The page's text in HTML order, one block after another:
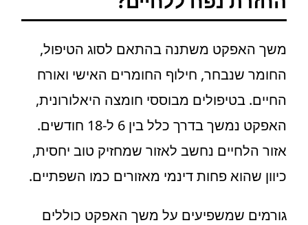
משך האפקט משתנה בהתאם לסוג הטיפול,
החומר שנבחר, חילוף החומרים האישי ואורח
החיים. בטיפולים מבוססי חומצה היאלורונית,
האפקט נמשך בדרך כלל בין 6 ל-18 חודשים.
אזור הלחיים נחשב לאזור שמחזיק טוב יחסית,
כיוון שהוא פחות דינמי מאזורים כמו השפתיים.
גורמים שמשפיעים על משך האפקט כוללים